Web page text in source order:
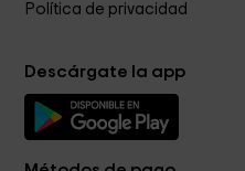
Política de privacidad
Descárgate la app